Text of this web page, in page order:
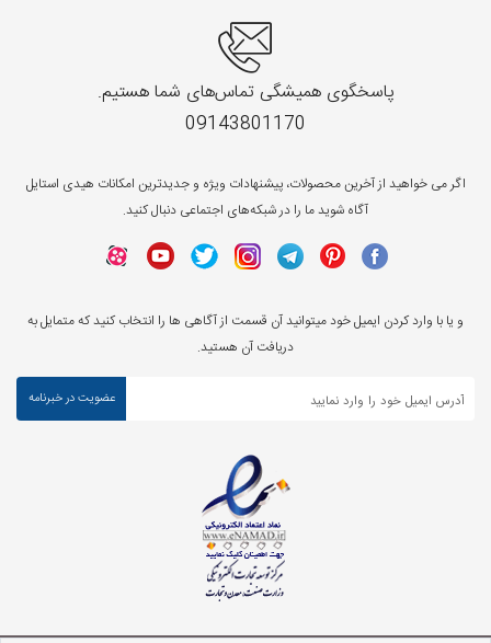
پاسخگوی همیشگی تماس‌های شما هستیم.
09143801170
اگر می خواهید از آخرین محصولات، پیشنهادات ویژه و جدیدترین امکانات هیدی استایل
آگاه شوید ما را در شبکه‌های اجتماعی دنبال کنید.
و یا با وارد کردن ایمیل خود میتوانید آن قسمت از آگاهی ها را انتخاب کنید که متمایل به
دریافت آن هستید.
عضویت در خبرنامه